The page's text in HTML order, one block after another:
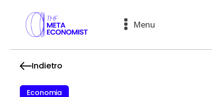
Menu
Indietro
Economia